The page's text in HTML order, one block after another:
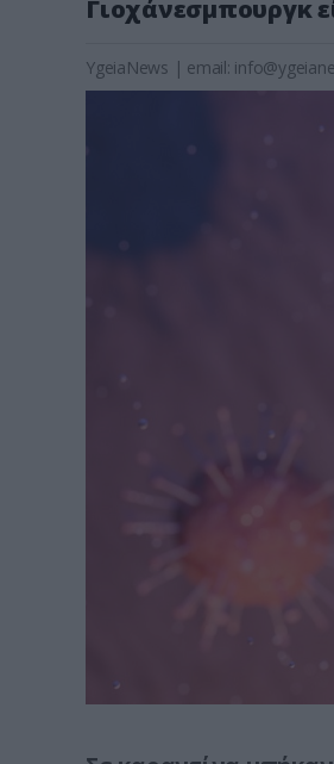
Γιοχάνεσμπουργκ
YgeiaNews | email: